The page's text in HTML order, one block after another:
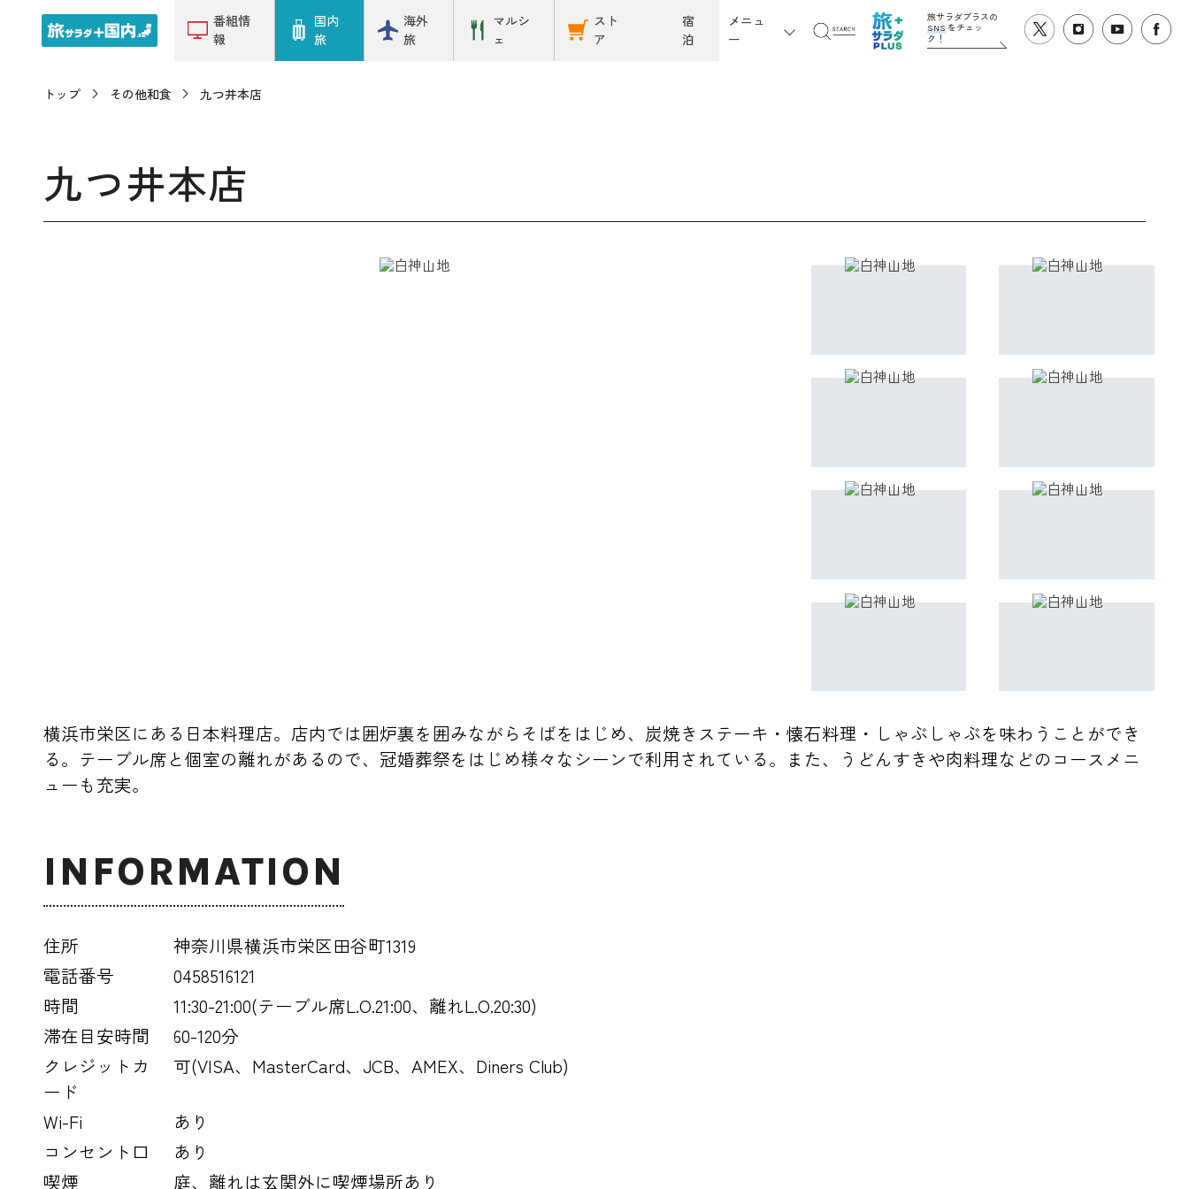
番組情
報
国内
旅
海外
旅
マルシ
ェ
スト
ア
宿
泊
メニュ
ー
旅サラダプラスの
SNSをチェッ
ク！
トップ その他和食 九つ井本店
九つ井本店
横浜市栄区にある日本料理店。店内では囲炉裏を囲みながらそばをはじめ、炭焼きステーキ・懐石料理・しゃぶしゃぶを味わうことができ
る。テーブル席と個室の離れがあるので、冠婚葬祭をはじめ様々なシーンで利用されている。また、うどんすきや肉料理などのコースメニ
ューも充実。
INFORMATION
住所
神奈川県横浜市栄区田谷町1319
電話番号
0458516121
時間
11:30-21:00(テーブル席L.O.21:00、離れL.O.20:30)
滞在目安時間
60-120分
クレジットカ
ード
可(VISA、MasterCard、JCB、AMEX、Diners Club)
Wi-Fi
あり
コンセント口
あり
喫煙
庭、離れは玄関外に喫煙場所あり